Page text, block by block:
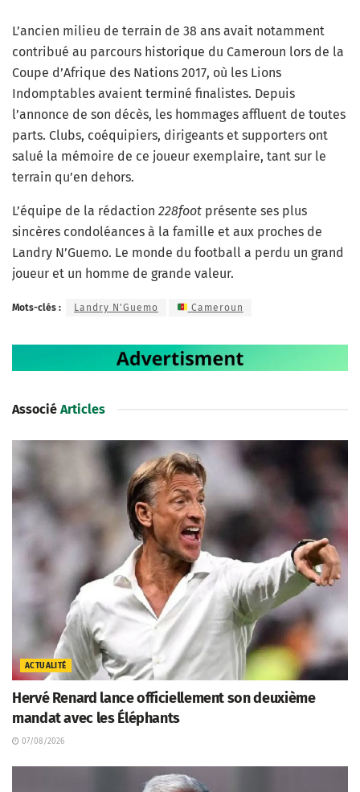
L’ancien milieu de terrain de 38 ans avait notamment
contribué au parcours historique du Cameroun lors de la
Coupe d’Afrique des Nations 2017, où les Lions
Indomptables avaient terminé finalistes. Depuis
l’annonce de son décès, les hommages affluent de toutes
parts. Clubs, coéquipiers, dirigeants et supporters ont
salué la mémoire de ce joueur exemplaire, tant sur le
terrain qu’en dehors.
L’équipe de la rédaction 228foot présente ses plus
sincères condoléances à la famille et aux proches de
Landry N’Guemo. Le monde du football a perdu un grand
joueur et un homme de grande valeur.
Mots-clés : Landry N'Guemo Cameroun
Associé Articles
ACTUALITÉ
Hervé Renard lance officiellement son deuxième
mandat avec les Éléphants
07/08/2026